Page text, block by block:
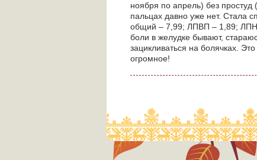
ноября по апрель) без
пальцах давно уже нет. Стала
общий – 7,99; ЛПВП – 1,89; ЛПНП
боли в желудке бывают,
зацикливаться на болячках.
огромное!